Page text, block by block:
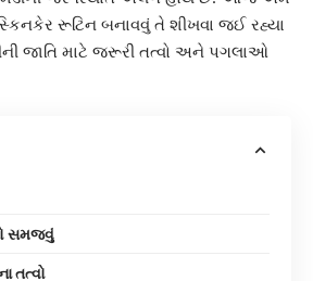
રૂટિન બનાવવું તે શીખવા જઈ રહ્યા
જાતિ માટે જરૂરી તત્વો અને પગલાઓ
સમજવું
તત્વો